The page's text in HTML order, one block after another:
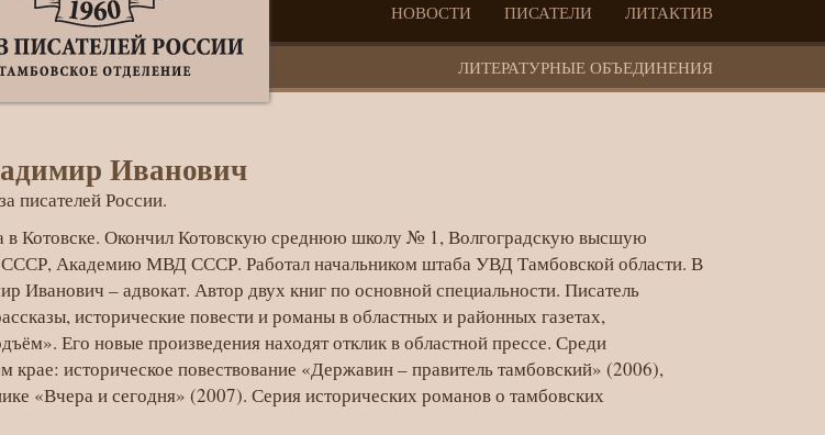
НОВОСТИ ПИСАТЕЛИ ЛИТАКТИВ
ЛИТЕРАТУРНЫЕ ОБЪЕДИНЕНИЯ
Иванович
писателей России.
в Котовске. Окончил Котовскую среднюю школу № 1, Волгоградскую высшую
Академию МВД СССР. Работал начальником штаба УВД Тамбовской области. В
Иванович – адвокат. Автор двух книг по основной специальности. Писатель
исторические повести и романы в областных и районных газетах,
Его новые произведения находят отклик в областной прессе. Среди
крае: историческое повествование «Державин – правитель тамбовский» (2006),
«Вчера и сегодня» (2007). Серия исторических романов о тамбовских